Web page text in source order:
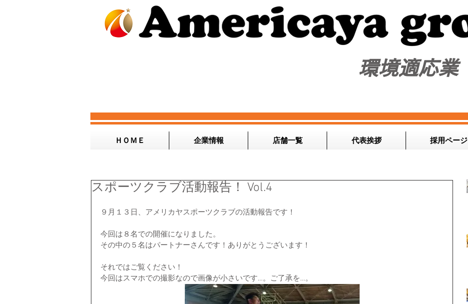
​環境適応業
ＨＯＭＥ 企業情報 店舗一覧 代表挨拶 採用ページ
スポーツクラブ活動報告！ Vol.4
９月１３日、アメリカヤスポーツクラブの活動報告です！
今回は８名での開催になりました。
その中の５名はパートナーさんです！ありがとうございます！
それではご覧ください！
今回はスマホでの撮影なので画像が小さいです…。ご了承を…。